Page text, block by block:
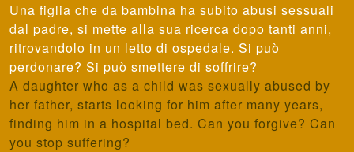
Una figlia che da bambina ha subito abusi sessuali
dal padre, si mette alla sua ricerca dopo tanti anni,
ritrovandolo in un letto di ospedale. Si può
perdonare? Si può smettere di soffrire?
A daughter who as a child was sexually abused by
her father, starts looking for him after many years,
finding him in a hospital bed. Can you forgive? Can
you stop suffering?